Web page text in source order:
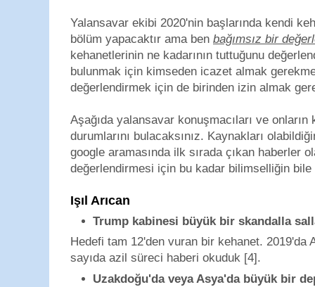
Yalansavar ekibi 2020'nin başlarında kendi
bölüm yapacaktır ama ben bağımsız bir
kehanetlerinin ne kadarının tuttuğunu
bulunmak için kimseden icazet almak
değerlendirmek için de birinden izin almak
Aşağıda yalansavar konuşmacıları ve
durumlarını bulacaksınız. Kaynakları
google aramasında ilk sırada çıkan haberler
değerlendirmesi için bu kadar bilimselliğin
Işıl Arıcan
Trump kabinesi büyük bir skandalla
Hedefi tam 12'den vuran bir kehanet. 2019'da
sayıda azil süreci haberi okuduk [4].
Uzakdoğu'da veya Asya'da büyük bir